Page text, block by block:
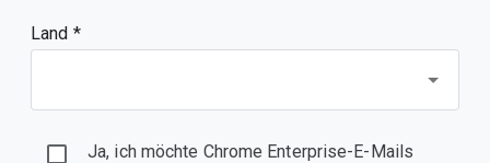
Land *
Ja, ich möchte Chrome Enterprise-E-Mails